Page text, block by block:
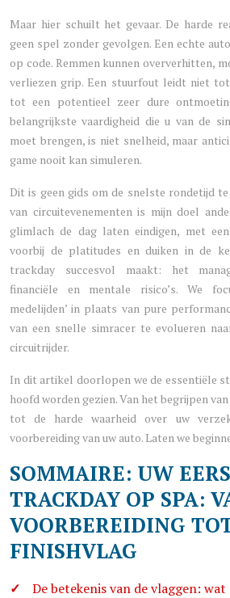
Maar hier schuilt het gevaar. De harde
geen spel zonder gevolgen. Een echte
op code. Remmen kunnen oververhitten,
verliezen grip. Een stuurfout leidt niet tot
tot een potentieel zeer dure
belangrijkste vaardigheid die u van de
moet brengen, is niet snelheid, maar
game nooit kan simuleren.
Dit is geen gids om de snelste rondetijd
van circuitevenementen is mijn doel
glimlach de dag laten eindigen, met
voorbij de platitudes en duiken in de
trackday succesvol maakt: het
financiële en mentale risico’s. We
medelijden’ in plaats van pure
van een snelle simracer te evolueren
circuitrijder.
In dit artikel doorlopen we de essentiële
hoofd worden gezien. Van het begrijpen
tot de harde waarheid over uw
voorbereiding van uw auto. Laten we
SOMMAIRE: UW
TRACKDAY OP SPA:
VOORBEREIDING
FINISHVLAG
De betekenis van de vlaggen: